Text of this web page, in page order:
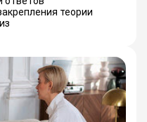
теории